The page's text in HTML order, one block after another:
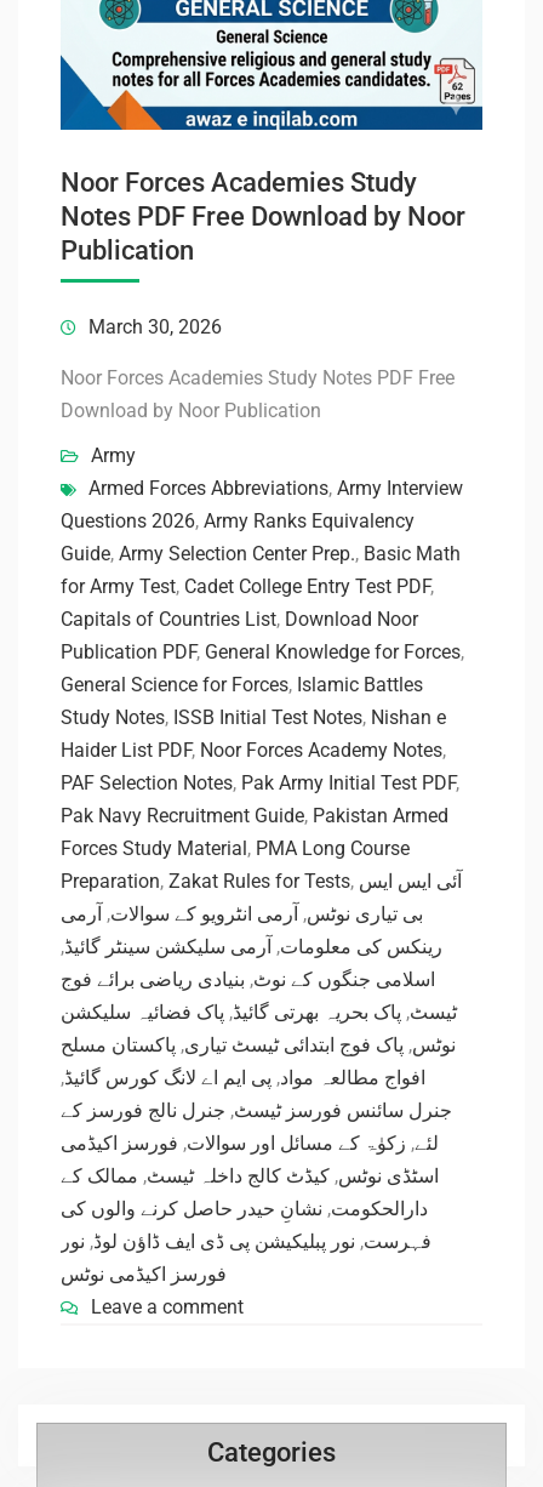
Noor Forces Academies Study
Notes PDF Free Download by Noor
Publication
March 30, 2026
Noor Forces Academies Study Notes PDF Free
Download by Noor Publication
Army
Armed Forces Abbreviations, Army Interview
Questions 2026, Army Ranks Equivalency
Guide, Army Selection Center Prep., Basic Math
for Army Test, Cadet College Entry Test PDF,
Capitals of Countries List, Download Noor
Publication PDF, General Knowledge for Forces,
General Science for Forces, Islamic Battles
Study Notes, ISSB Initial Test Notes, Nishan e
Haider List PDF, Noor Forces Academy Notes,
PAF Selection Notes, Pak Army Initial Test PDF,
Pak Navy Recruitment Guide, Pakistan Armed
Forces Study Material, PMA Long Course
Preparation, Zakat Rules for Tests, آئی ایس ایس
بی تیاری نوٹس, آرمی انٹرویو کے سوالات, آرمی
رینکس کی معلومات, آرمی سلیکشن سینٹر گائیڈ,
اسلامی جنگوں کے نوٹ, بنیادی ریاضی برائے فوج
ٹیسٹ, پاک بحریہ بھرتی گائیڈ, پاک فضائیہ سلیکشن
نوٹس, پاک فوج ابتدائی ٹیسٹ تیاری, پاکستان مسلح
افواج مطالعہ مواد, پی ایم اے لانگ کورس گائیڈ,
جنرل سائنس فورسز ٹیسٹ, جنرل نالج فورسز کے
لئے, زکوٰۃ کے مسائل اور سوالات, فورسز اکیڈمی
اسٹڈی نوٹس, کیڈٹ کالج داخلہ ٹیسٹ, ممالک کے
دارالحکومت, نشانِ حیدر حاصل کرنے والوں کی
فہرست, نور پبلیکیشن پی ڈی ایف ڈاؤن لوڈ, نور
فورسز اکیڈمی نوٹس
Leave a comment
Categories